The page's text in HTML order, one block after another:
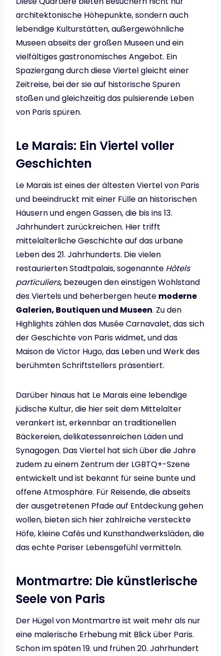
architektonische Höhepunkte, sondern auch
lebendige Kulturstätten, außergewöhnliche
Museen abseits der großen Museen und ein
vielfältiges gastronomisches Angebot. Ein
Spaziergang durch diese Viertel gleicht einer
Zeitreise, bei der sie auf historische Spuren
stoßen und gleichzeitig das pulsierende Leben
von Paris spüren.
Le Marais: Ein Viertel voller
Geschichten
Le Marais ist eines der ältesten Viertel von Paris
und beeindruckt mit einer Fülle an historischen
Häusern und engen Gassen, die bis ins 13.
Jahrhundert zurückreichen. Hier trifft
mittelalterliche Geschichte auf das urbane
Leben des 21. Jahrhunderts. Die vielen
restaurierten Stadtpalais, sogenannte Hôtels
particuliers, bezeugen den einstigen Wohlstand
des Viertels und beherbergen heute moderne
Galerien, Boutiquen und Museen. Zu den
Highlights zählen das Musée Carnavalet, das sich
der Geschichte von Paris widmet, und das
Maison de Victor Hugo, das Leben und Werk des
berühmten Schriftstellers präsentiert.
Darüber hinaus hat Le Marais eine lebendige
jüdische Kultur, die hier seit dem Mittelalter
verankert ist, erkennbar an traditionellen
Bäckereien, delikatessenreichen Läden und
Synagogen. Das Viertel hat sich über die Jahre
zudem zu einem Zentrum der LGBTQ+-Szene
entwickelt und ist bekannt für seine bunte und
offene Atmosphäre. Für Reisende, die abseits
der ausgetretenen Pfade auf Entdeckung gehen
wollen, bieten sich hier zahlreiche versteckte
Höfe, kleine Cafés und Kunsthandwerksläden, die
das echte Pariser Lebensgefühl vermitteln.
Montmartre: Die künstlerische
Seele von Paris
Der Hügel von Montmartre ist weit mehr als nur
eine malerische Erhebung mit Blick über Paris.
Schon im späten 19. und frühen 20. Jahrhundert